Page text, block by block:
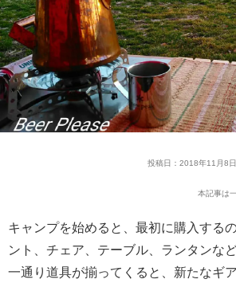
投稿日：2018年11月8
本記事は
キャンプを始めると、最初に購入する
ント、チェア、テーブル、ランタンな
一通り道具が揃ってくると、新たなギ